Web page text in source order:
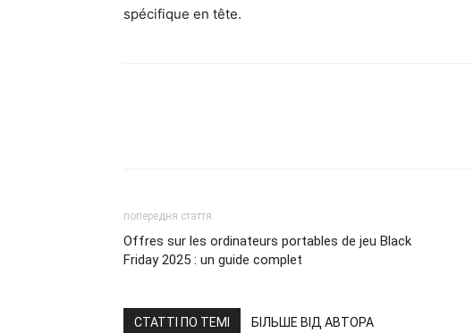
spécifique en tête.
попередня стаття
Offres sur les ordinateurs portables de jeu Black
Friday 2025 : un guide complet
СТАТТІ ПО ТЕМІ БІЛЬШЕ ВІД АВТОРА